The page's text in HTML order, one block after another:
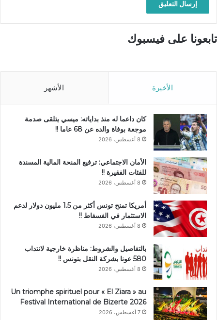
تابعونا على فيسبوك
الأخيرة الأشهر
كان داعما له منذ بداياته: ميسي يتلقى صدمة
موجعة بوفاة والده عن 68 عاما !!
8 أغسطس، 2026
الأمان الاجتماعي: ترفيع المنحة المالية المسندة
للفئات الفقيرة !!
8 أغسطس، 2026
أمريكا تمنح تونس أكثر من 1.5 مليون دولار لدعم
الاستثمار في الفسفاط !!
8 أغسطس، 2026
بالتفاصيل والشروط: مناظرة خارجية لانتداب
580 عونا بشركة النقل بتونس !!
8 أغسطس، 2026
Un triomphe spirituel pour « El Ziara » au
Festival International de Bizerte 2026
7 أغسطس، 2026